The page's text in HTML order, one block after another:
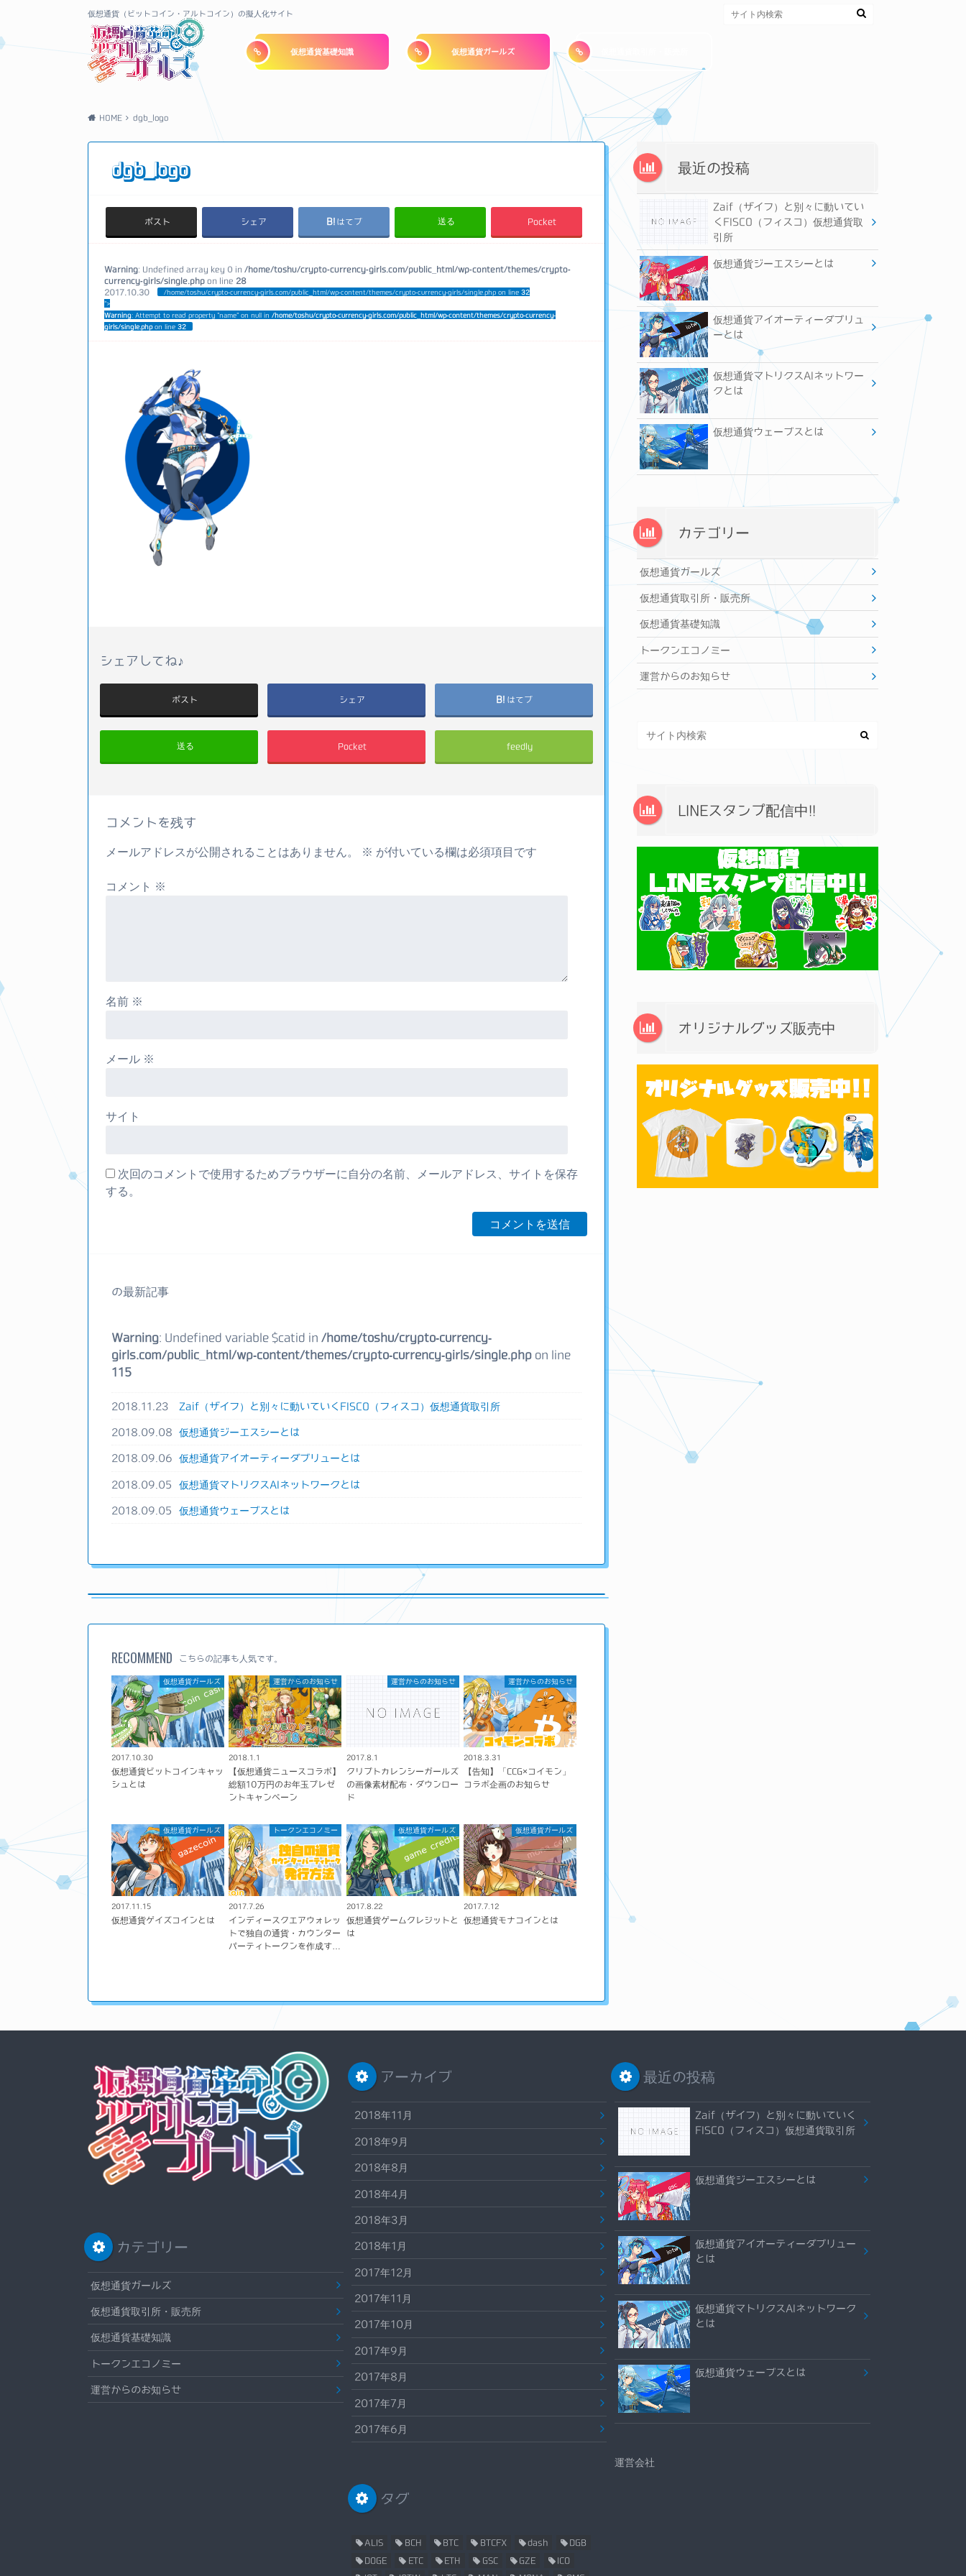
仮想通貨（ビットコイン・アルトコイン）の擬人化サイト
仮想通貨基礎知識 仮想通貨ガールズ
HOME dgb_logo
dgb_logo
ポスト シェア はてブ 送る Pocket
Warning: Undefined array key 0 in /home/toshu/crypto-currency-girls.com/public_html/wp-content/themes/crypto-
currency-girls/single.php on line 28
2017.10.30
/home/toshu/crypto-currency-girls.com/public_html/wp-content/themes/crypto-currency-girls/single.php on line32
">
Warning: Attempt to read property "name" on null in /home/toshu/crypto-currency-girls.com/public_html/wp-content/themes/crypto-currency-
girls/single.phpon line32
シェアしてね♪
ポスト シェア はてブ
送る Pocket feedly
コメントを残す
メールアドレスが公開されることはありません。 ※ が付いている欄は必須項目です
コメント ※
名前 ※
メール ※
サイト
次回のコメントで使用するためブラウザーに自分の名前、メールアドレス、サイトを保存
する。
の最新記事
Warning: Undefined variable $catid in /home/toshu/crypto-currency-
girls.com/public_html/wp-content/themes/crypto-currency-girls/single.php on line
115
2018.11.23 Zaif（ザイフ）と別々に動いていくFISCO（フィスコ）仮想通貨取引所
2018.09.08 仮想通貨ジーエスシーとは
2018.09.06 仮想通貨アイオーティーダブリューとは
2018.09.05 仮想通貨マトリクスAIネットワークとは
2018.09.05 仮想通貨ウェーブスとは
RECOMMEND こちらの記事も人気です。
仮想通貨ガールズ
2017.10.30
仮想通貨ビットコインキャッ
シュとは
運営からのお知らせ
2018.1.1
【仮想通貨ニュースコラボ】
総額10万円のお年玉プレゼ
ントキャンペーン
運営からのお知らせ
2017.8.1
クリプトカレンシーガールズ
の画像素材配布・ダウンロー
ド
運営からのお知らせ
2018.3.31
【告知】「CCG×コイモン」
コラボ企画のお知らせ
仮想通貨ガールズ
2017.11.15
仮想通貨ゲイズコインとは
トークンエコノミー
2017.7.26
インディースクエアウォレッ
トで独自の通貨・カウンター
パーティトークンを作成す…
仮想通貨ガールズ
2017.8.22
仮想通貨ゲームクレジットと
は
仮想通貨ガールズ
2017.7.12
仮想通貨モナコインとは
最近の投稿
Zaif（ザイフ）と別々に動いてい
くFISCO（フィスコ）仮想通貨取
引所
仮想通貨ジーエスシーとは
仮想通貨アイオーティーダブリュ
ーとは
仮想通貨マトリクスAIネットワー
クとは
仮想通貨ウェーブスとは
カテゴリー
仮想通貨ガールズ
仮想通貨取引所・販売所
仮想通貨基礎知識
トークンエコノミー
運営からのお知らせ
LINEスタンプ配信中!!
オリジナルグッズ販売中
カテゴリー
仮想通貨ガールズ
仮想通貨取引所・販売所
仮想通貨基礎知識
トークンエコノミー
運営からのお知らせ
アーカイブ
2018年11月
2018年9月
2018年8月
2018年4月
2018年3月
2018年1月
2017年12月
2017年11月
2017年10月
2017年9月
2017年8月
2017年7月
2017年6月
タグ
ALIS BCH BTC BTCFX dash DGB
DOGE ETC ETH GSC GZE ICO
最近の投稿
Zaif（ザイフ）と別々に動いていく
FISCO（フィスコ）仮想通貨取引所
仮想通貨ジーエスシーとは
仮想通貨アイオーティーダブリュー
とは
仮想通貨マトリクスAIネットワーク
とは
仮想通貨ウェーブスとは
運営会社